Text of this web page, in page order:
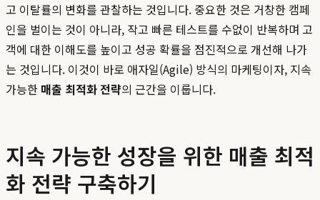
고 이탈률의 변화를 관찰하는 것입니다. 중요한 것은 거창한 캠페
인을 벌이는 것이 아니라, 작고 빠른 테스트를 수없이 반복하며 고
객에 대한 이해도를 높이고 성공 확률을 점진적으로 개선해 나가
는 것입니다. 이것이 바로 애자일(Agile) 방식의 마케팅이자, 지속
가능한 매출 최적화 전략의 근간을 이룹니다.
지속 가능한 성장을 위한 매출 최적
화 전략 구축하기